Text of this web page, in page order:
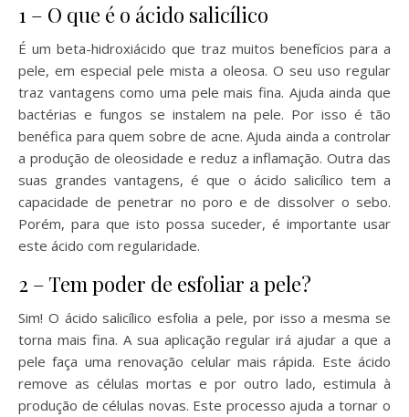
1 – O que é o ácido salicílico
É um beta-hidroxiácido que traz muitos benefícios para a
pele, em especial pele mista a oleosa. O seu uso regular
traz vantagens como uma pele mais fina. Ajuda ainda que
bactérias e fungos se instalem na pele. Por isso é tão
benéfica para quem sobre de acne. Ajuda ainda a controlar
a produção de oleosidade e reduz a inflamação. Outra das
suas grandes vantagens, é que o ácido salicílico tem a
capacidade de penetrar no poro e de dissolver o sebo.
Porém, para que isto possa suceder, é importante usar
este ácido com regularidade.
2 – Tem poder de esfoliar a pele?
Sim! O ácido salicílico esfolia a pele, por isso a mesma se
torna mais fina. A sua aplicação regular irá ajudar a que a
pele faça uma renovação celular mais rápida. Este ácido
remove as células mortas e por outro lado, estimula à
produção de células novas. Este processo ajuda a tornar o